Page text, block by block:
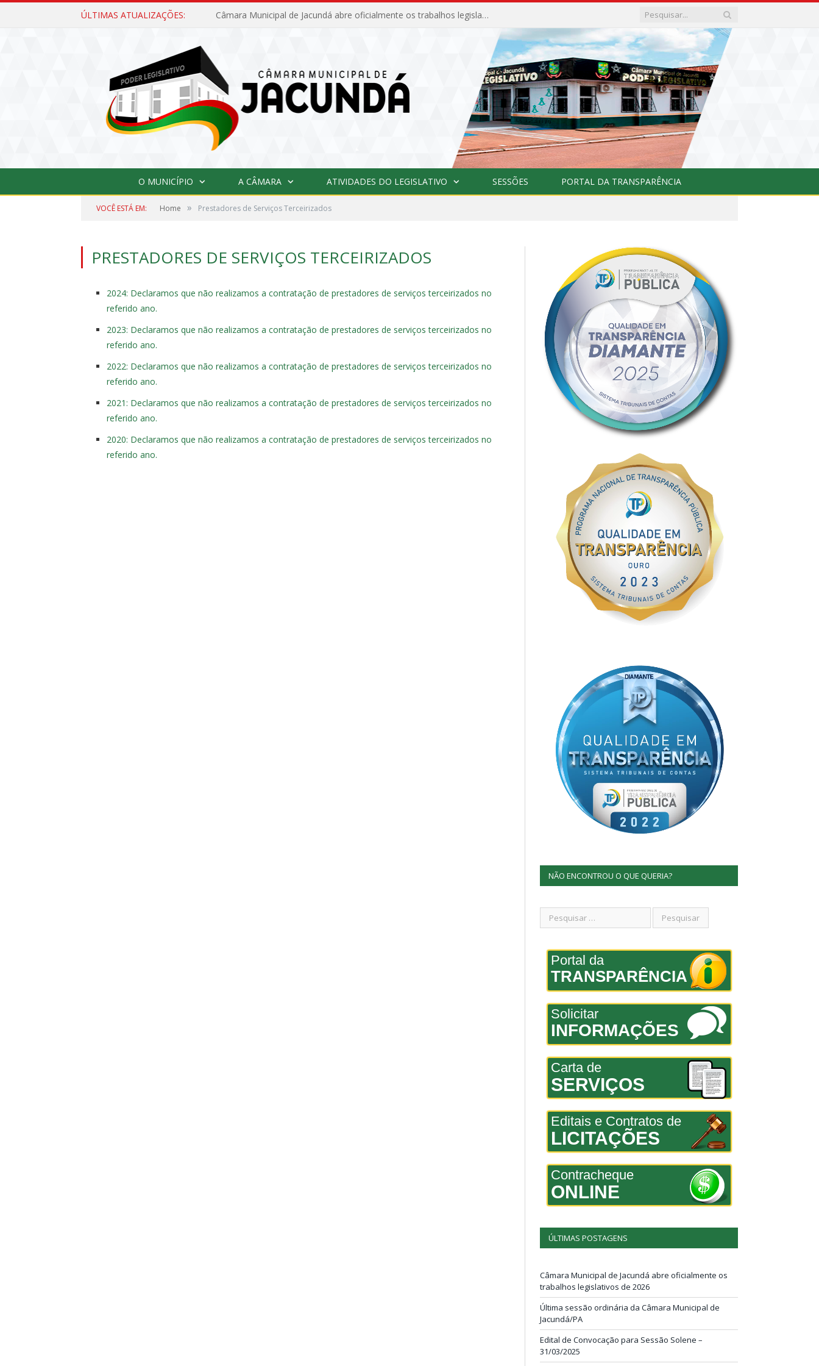
ÚLTIMAS ATUALIZAÇÕES: Câmara Municipal de Jacundá abre oficialmente os trabalhos legislativos de 2026
O MUNICÍPIO A CÂMARA ATIVIDADES DO LEGISLATIVO SESSÕES PORTAL DA TRANSPARÊNCIA
VOCÊ ESTÁ EM: Home » Prestadores de Serviços Terceirizados
PRESTADORES DE SERVIÇOS TERCEIRIZADOS
2024: Declaramos que não realizamos a contratação de prestadores de serviços terceirizados no
referido ano.
2023: Declaramos que não realizamos a contratação de prestadores de serviços terceirizados no
referido ano.
2022: Declaramos que não realizamos a contratação de prestadores de serviços terceirizados no
referido ano.
2021: Declaramos que não realizamos a contratação de prestadores de serviços terceirizados no
referido ano.
2020: Declaramos que não realizamos a contratação de prestadores de serviços terceirizados no
referido ano.
NÃO ENCONTROU O QUE QUERIA?
Portal da
TRANSPARÊNCIA
Solicitar
INFORMAÇÕES
Carta de
SERVIÇOS
Editais e Contratos de
LICITAÇÕES
Contracheque
ONLINE
ÚLTIMAS POSTAGENS
Câmara Municipal de Jacundá abre oficialmente os
trabalhos legislativos de 2026
Última sessão ordinária da Câmara Municipal de
Jacundá/PA
Edital de Convocação para Sessão Solene –
31/03/2025